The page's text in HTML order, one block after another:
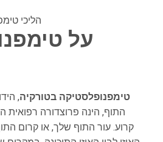
על
טימפנופלסטיקה בטורקיה,
התוף, הינה פרוצדורה רפואית
קרוע. עור התוף שלך, או קרום